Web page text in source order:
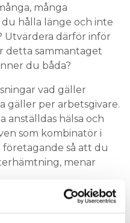
många
hålla länge och inte
Utvärdera därför inför
detta sammantaget
du båda?
vad gäller
gäller per arbetsgivare.
anställdas hälsa och
som kombinatör i
företagande så att du
menar